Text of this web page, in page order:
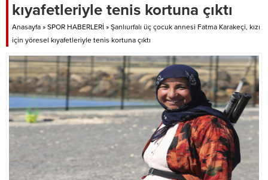
kıyafetleriyle tenis kortuna çıktı
Anasayfa » SPOR HABERLERİ » Şanlıurfalı üç çocuk annesi Fatma Karakeçi, kızı
için yöresel kıyafetleriyle tenis kortuna çıktı